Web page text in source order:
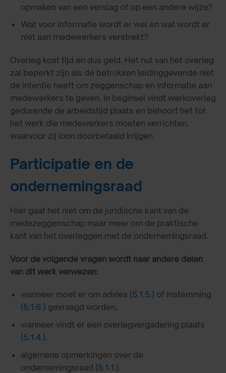
opmaken van een verslag of op een andere wijze?
Wat voor informatie wordt er wel en wat wordt er
niet aan medewerkers verstrekt?
Overleg kost tijd en dus geld. Het nut van het overleg
zal beperkt zijn als de betrokken leidinggevende niet
de intentie heeft om zeggenschap en informatie aan
medewerkers te geven. In beginsel vindt werkoverleg
gedurende de arbeidstijd plaats en behoort het tot
het werk die medewerkers moeten verrichten,
waarvoor zij loon doorbetaald krijgen.
Participatie en de
ondernemingsraad
Hier gaat het niet om de juridische kant van de
medezeggenschap maar meer om de praktische
kant van het overleggen met de ondernemingsraad.
Voor de volgende vragen wordt naar andere delen
van dit werk verwezen:
wanneer moet er om advies (5.1.5.) of instemming
(5.1.6.) gevraagd worden,
wanneer vindt er een overlegvergadering plaats
(5.1.4.).
algemene opmerkingen over de
ondernemingsraad (5.1.1.).